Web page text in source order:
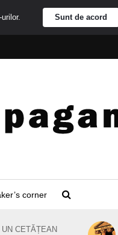
corner
UN CETĂȚEAN
Sunt de acord